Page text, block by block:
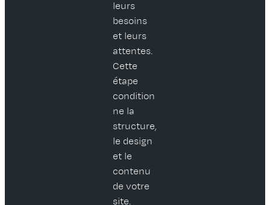
leurs
besoins
et leurs
attentes.
Cette
étape
condition
ne la
structure,
le design
et le
contenu
de votre
site.